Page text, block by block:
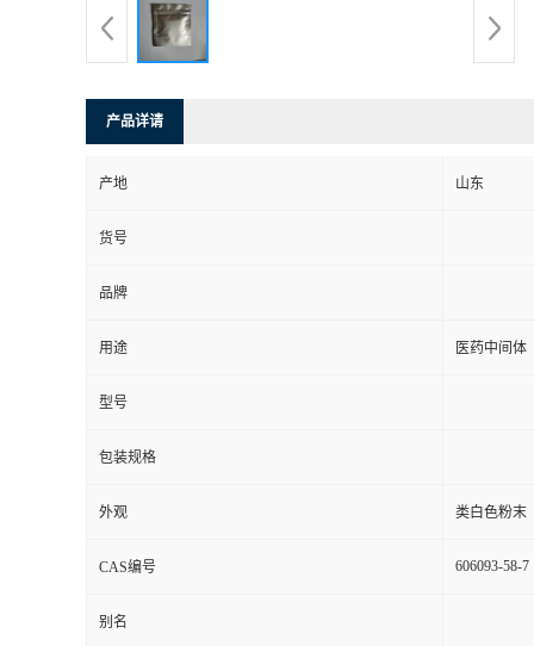
产品详请
产地 山东
货号
品牌
用途 医药中间体
型号
包装规格
外观 类白色粉末
CAS编号 606093-58-7
别名